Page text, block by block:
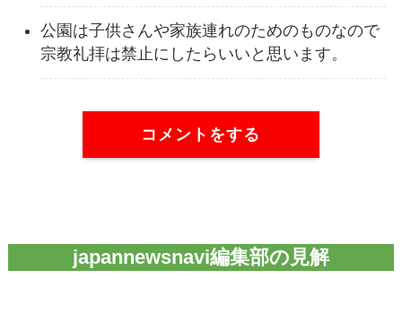
公園は子供さんや家族連れのためのものなので
宗教礼拝は禁止にしたらいいと思います。
コメントをする
japannewsnavi編集部の見解